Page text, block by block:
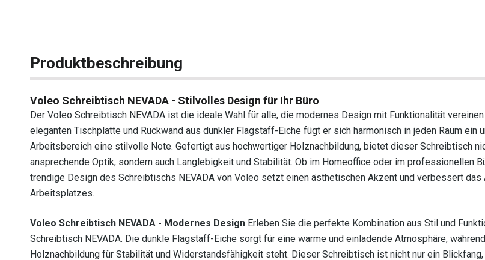
Produktbeschreibung
Voleo Schreibtisch NEVADA - Stilvolles Design für Ihr Büro
Der Voleo Schreibtisch NEVADA ist die ideale Wahl für alle, die modernes Design mit Funktionalität
eleganten Tischplatte und Rückwand aus dunkler Flagstaff-Eiche fügt er sich harmonisch in jeden Raum ein
Arbeitsbereich eine stilvolle Note. Gefertigt aus hochwertiger Holznachbildung, bietet dieser Schreibtisch
ansprechende Optik, sondern auch Langlebigkeit und Stabilität. Ob im Homeoffice oder im professionellen
trendige Design des Schreibtischs NEVADA von Voleo setzt einen ästhetischen Akzent und verbessert das
Arbeitsplatzes.
Voleo Schreibtisch NEVADA - Modernes Design Erleben Sie die perfekte Kombination aus Stil und
Schreibtisch NEVADA. Die dunkle Flagstaff-Eiche sorgt für eine warme und einladende Atmosphäre,
Holznachbildung für Stabilität und Widerstandsfähigkeit steht. Dieser Schreibtisch ist nicht nur ein